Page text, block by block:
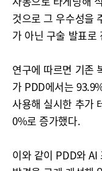
것으로 그 우수성을
가 아닌 구술 발표로
연구에 따르면 기존
가 PDD에서는
사용해 실시한 추가
0%로 증가했다.
이와 같이 PDD와